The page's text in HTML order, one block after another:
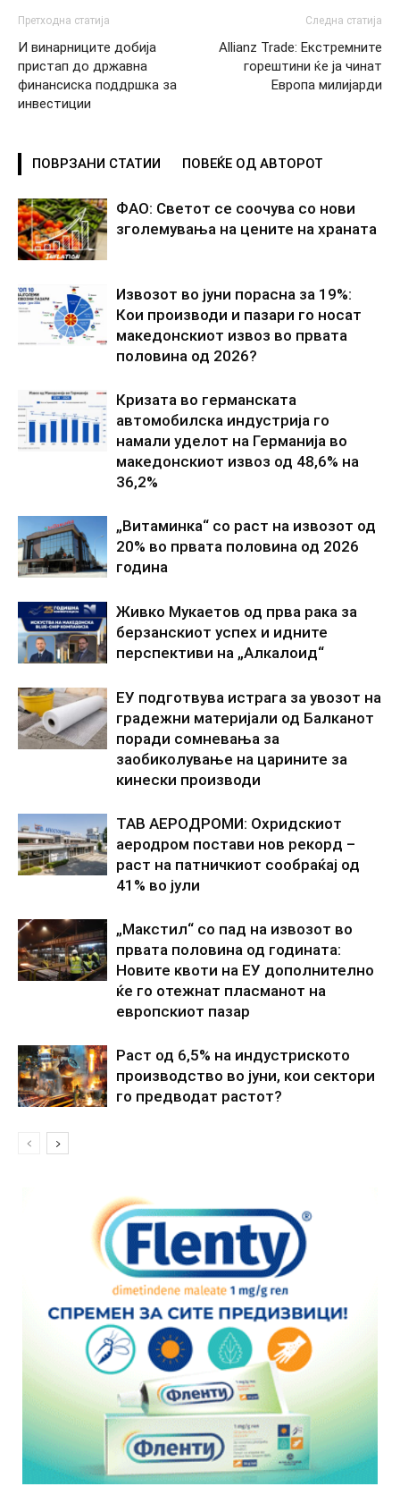
Претходна статија
И винарниците добија
пристап до државна
финансиска поддршка за
инвестиции
Следна статија
Allianz Trade: Екстремните
горештини ќе ја чинат
Европа милијарди
ПОВРЗАНИ СТАТИИ ПОВЕЌЕ ОД АВТОРОТ
ФАО: Светот се соочува со нови
зголемувања на цените на храната
Извозот во јуни порасна за 19%:
Кои производи и пазари го носат
македонскиот извоз во првата
половина од 2026?
Кризата во германската
автомобилска индустрија го
намали уделот на Германија во
македонскиот извоз од 48,6% на
36,2%
„Витаминка“ со раст на извозот од
20% во првата половина од 2026
година
Живко Мукаетов од прва рака за
берзанскиот успех и идните
перспективи на „Алкалоид“
ЕУ подготвува истрага за увозот на
градежни материјали од Балканот
поради сомневања за
заобиколување на царините за
кинески производи
ТАВ АЕРОДРОМИ: Охридскиот
аеродром постави нов рекорд –
раст на патничкиот сообраќај од
41% во јули
„Макстил“ со пад на извозот во
првата половина од годината:
Новите квоти на ЕУ дополнително
ќе го отежнат пласманот на
европскиот пазар
Раст од 6,5% на индустриското
производство во јуни, кои сектори
го предводат растот?